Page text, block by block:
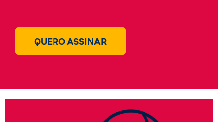
QUERO ASSINAR